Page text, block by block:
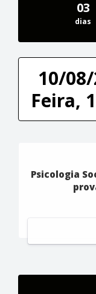
03
dias
10/
Feira,
Psicologia